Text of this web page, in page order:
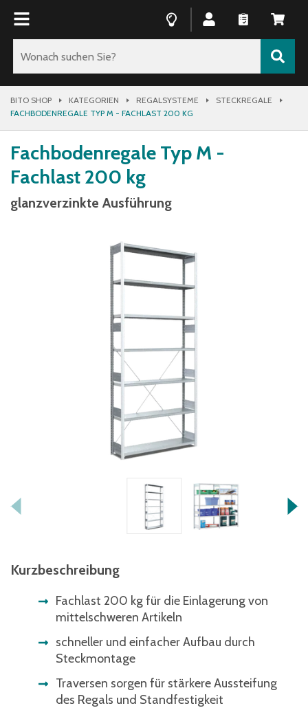
BITO SHOP KATEGORIEN REGALSYSTEME
STECKREGALE
FACHBODENREGALE TYP M - FACHLAST 200 KG
Fachbodenregale Typ M -
Fachlast 200 kg
glanzverzinkte Ausführung
Kurzbeschreibung
Fachlast 200 kg für die Einlagerung von
mittelschweren Artikeln
schneller und einfacher Aufbau durch
Steckmontage
Traversen sorgen für stärkere Aussteifung
des Regals und Standfestigkeit